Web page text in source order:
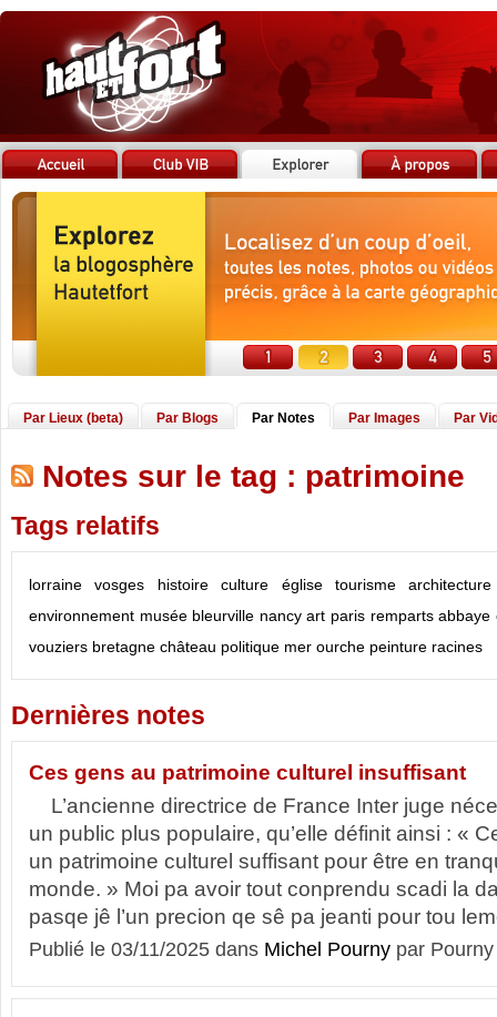
Par Lieux (beta) Par Blogs Par Notes Par Images Par
Notes sur le tag : patrimoine
Tags relatifs
lorraine vosges histoire culture église tourisme
architecture
environnement musée bleurville nancy art paris remparts abbaye
vouziers bretagne château politique mer ourche peinture racines
Dernières notes
Ces gens au patrimoine culturel insuffisant
L’ancienne directrice de France Inter juge
un public plus populaire, qu’elle définit ainsi : «
un patrimoine culturel suffisant pour être en
monde. » Moi pa avoir tout conprendu scadi la
pasqe jê l’un precion qe sê pa jeanti pour tou
Publié le 03/11/2025 dans Michel Pourny par